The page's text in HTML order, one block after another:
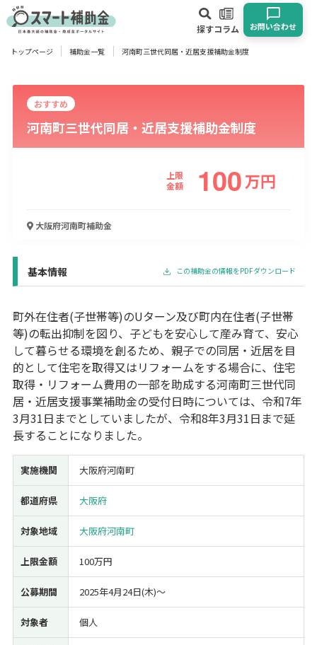
探すコラム お問い合わせ
対象
企業 団体 個人 その他
エリア
物流・運輸業 製造業
宿泊･旅館業
使い道
経営改善・経営強化 販路拡大 海外展開 設備投資
IT導入
人材採用・雇用
人材育成・福利厚生
特許・知的財産
起業・創業
事業承継 災害・被災者支援
コロナ関連
環境・省エネ
テレワーク
受付中のみ
トップページ 補助金一覧 河南町三世代同居・近居支援補助金制度
おすすめ
河南町三世代同居・近居支援補助金制度
上限
金額
100万円
大阪府河南町補助金
基本情報 この補助金の情報をPDFダウンロード
町外在住者(子世帯等)のUターン及び町内在住者(子世帯
等)の転出抑制を図り、子どもを安心して産み育て、安心
して暮らせる環境を創るため、親子での同居・近居を目
的として住宅を取得又はリフォームをする場合に、住宅
取得・リフォーム費用の一部を助成する河南町三世代同
居・近居支援事業補助金の受付日時については、令和7年
3月31日までとしていましたが、令和8年3月31日まで延
長することになりました。
実施機関 大阪府河南町
都道府県 大阪府
対象地域 大阪府河南町
上限金額 100万円
公募期間 2025年4月24日(木)〜
対象者 個人